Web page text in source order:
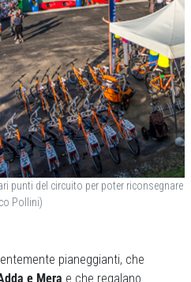
punti del circuito per poter riconsegnare
Pollini)
pianeggianti, che
e Mera e che regalano